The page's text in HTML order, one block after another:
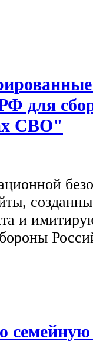
для
СВО"
и